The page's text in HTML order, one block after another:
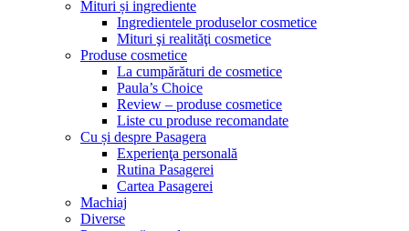
Mituri și ingrediente
Ingredientele produselor cosmetice
Mituri şi realităţi cosmetice
Produse cosmetice
La cumpărături de cosmetice
Paula’s Choice
Review – produse cosmetice
Liste cu produse recomandate
Cu și despre Pasagera
Experienţa personală
Rutina Pasagerei
Cartea Pasagerei
Machiaj
Diverse